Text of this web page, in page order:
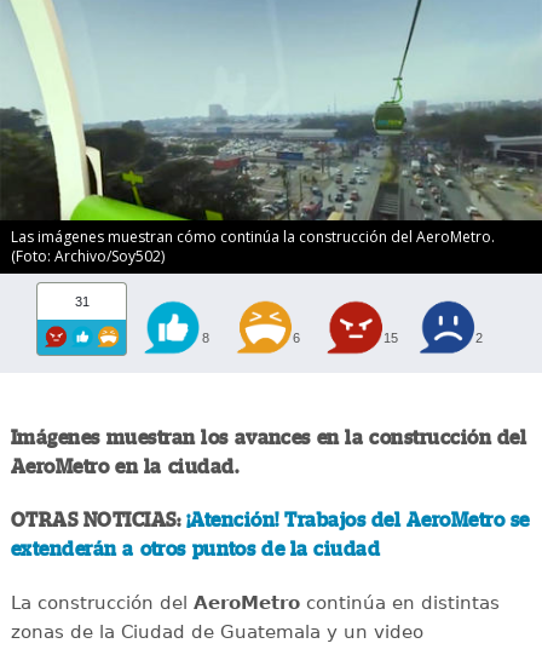
Las imágenes muestran cómo continúa la construcción del AeroMetro.
(Foto: Archivo/Soy502)
31
8 6 15 2
Imágenes muestran los avances en la construcción del
AeroMetro en la ciudad.
OTRAS NOTICIAS: ¡Atención! Trabajos del AeroMetro se
extenderán a otros puntos de la ciudad
La construcción del AeroMetrocontinúa en distintas
zonas de la Ciudad de Guatemala y un video